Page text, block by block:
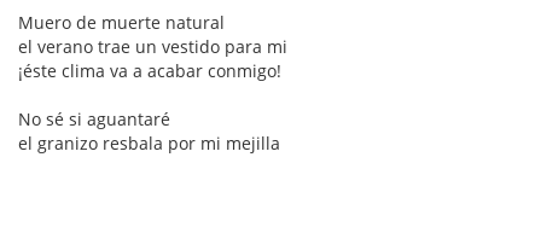
Muero de muerte natural
el verano trae un vestido para mi
¡éste clima va a acabar conmigo!
No sé si aguantaré
el granizo resbala por mi mejilla